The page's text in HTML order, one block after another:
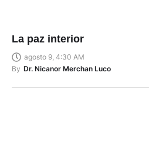
La paz interior
agosto 9, 4:30 AM
By Dr. Nicanor Merchan Luco